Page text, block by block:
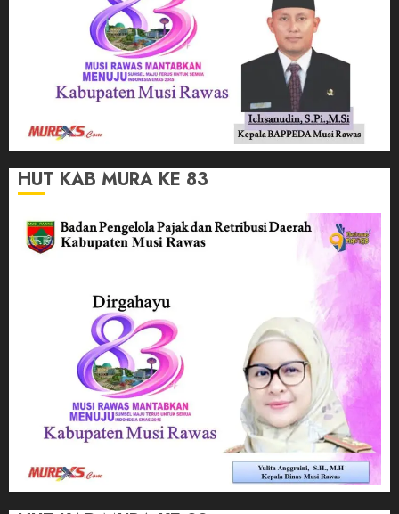
HUT KAB MURA KE 83